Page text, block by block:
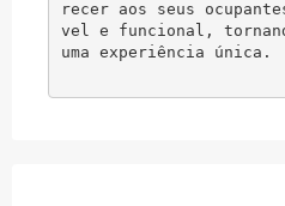
recer aos seus
vel e funcional,
uma experiência única.